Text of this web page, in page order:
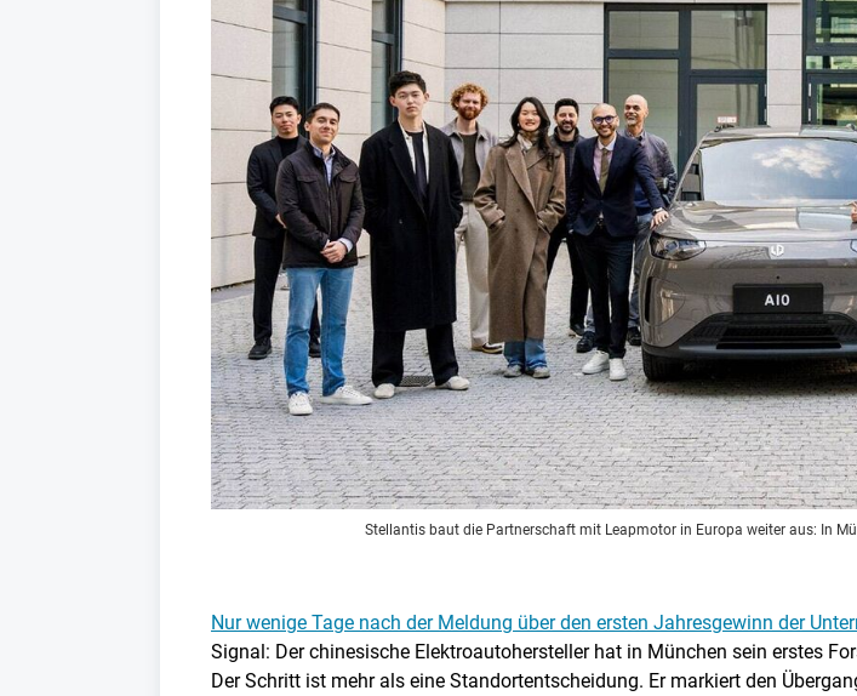
Stellantis baut die Partnerschaft mit Leapmotor in Europa weiter aus: In
Nur wenige Tage nach der Meldung über den ersten Jahresgewinn der
Signal: Der chinesische Elektroautohersteller hat in München sein erstes
Der Schritt ist mehr als eine Standortentscheidung. Er markiert den